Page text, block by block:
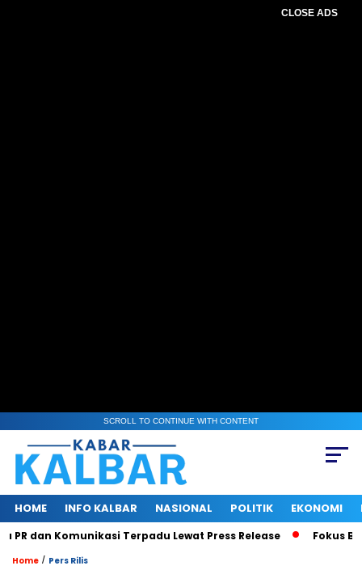
CLOSE ADS
SCROLL TO CONTINUE WITH CONTENT
HOME INFO KALBAR NASIONAL POLITIK EKONOMI
Komunikasi Terpadu Lewat Press Release Fokus
Home / Pers Rilis